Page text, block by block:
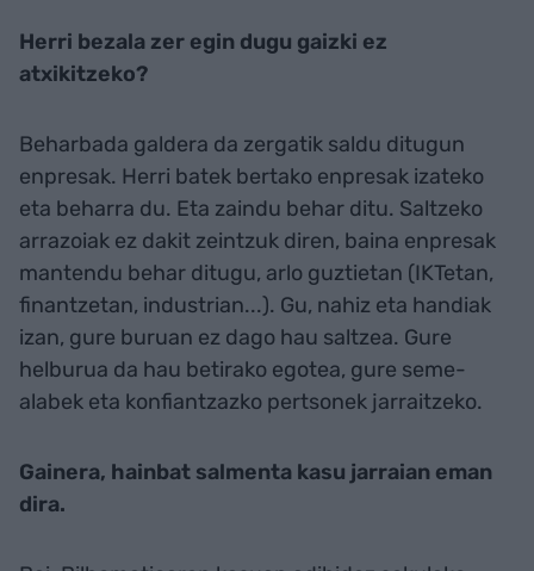
Herri bezala zer egin dugu gaizki ez
atxikitzeko?
Beharbada galdera da zergatik saldu ditugun
enpresak. Herri batek bertako enpresak izateko
eta beharra du. Eta zaindu behar ditu. Saltzeko
arrazoiak ez dakit zeintzuk diren, baina enpresak
mantendu behar ditugu, arlo guztietan (IKTetan,
finantzetan, industrian...). Gu, nahiz eta handiak
izan, gure buruan ez dago hau saltzea. Gure
helburua da hau betirako egotea, gure seme-
alabek eta konfiantzazko pertsonek jarraitzeko.
Gainera, hainbat salmenta kasu jarraian eman
dira.